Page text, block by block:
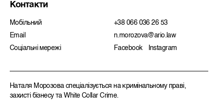
Контакти
Мобільний
+38 066 036 26 53
Email
n.morozova@ario.law
Соціальні мережі
Facebook Instagram
Наталя Морозова спеціалізується на кримінальному праві,
захисті бізнесу та White Collar Crime.